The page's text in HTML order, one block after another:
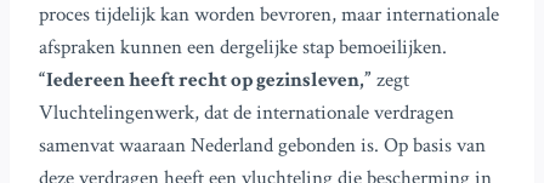
proces tijdelijk kan worden bevroren, maar internationale
afspraken kunnen een dergelijke stap bemoeilijken.
“Iedereen heeft recht op gezinsleven,” zegt
Vluchtelingenwerk, dat de internationale verdragen
samenvat waaraan Nederland gebonden is. Op basis van